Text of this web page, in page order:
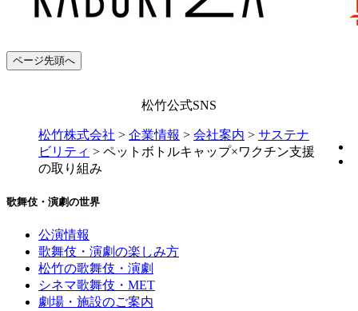
ページ先頭へ
松竹公式SNS
松竹株式会社 > 企業情報 > 会社案内 > サステナ
ビリティ > ペットボトルキャップ×ワクチン支援
の取り組み
歌舞伎・演劇の世界
公演情報
歌舞伎・演劇の楽しみ方
松竹の歌舞伎・演劇
シネマ歌舞伎・MET
劇場・施設のご案内